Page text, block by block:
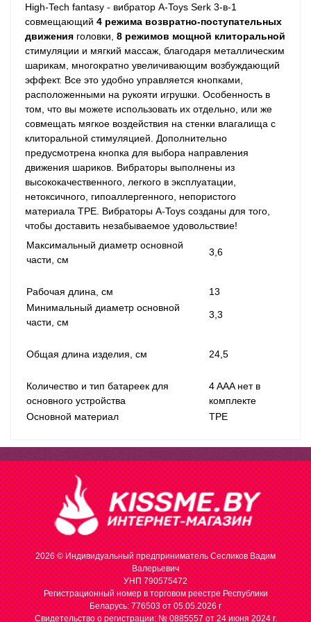
High-Tech fantasy - вибратор A-Toys Serk 3-в-1
совмещающий 4 режима возвратно-поступательных
движения головки, 8 режимов мощной клиторальной
стимуляции и мягкий массаж, благодаря металлическим
шарикам, многократно увеличивающим возбуждающий
эффект. Все это удобно управляется кнопками,
расположенными на рукояти игрушки. Особенность в
том, что вы можете использовать их отдельно, или же
совмещать мягкое воздействия на стенки влагалища с
клиторальной стимуляцией. Дополнительно
предусмотрена кнопка для выбора направления
движения шариков. Вибраторы выполнены из
высококачественного, легкого в эксплуатации,
нетоксичного, гипоаллергенного, непористого
материала TPЕ. Вибраторы A-Toys созданы для того,
чтобы доставить незабываемое удовольствие!
Максимальный диаметр основной
части, см
3,6
Рабочая длина, см
13
Минимальный диаметр основной
части, см
3,3
Общая длина изделия, см 24,5
Количество и тип батареек для
основного устройства
4 AAA нет в
комплекте
Основной материал
TPE
2026 © Индивидуальный предприниматель Сесликов Вадим
Валерьевич
УНП 790575472
Регистрационный номер в торговом реестре Республики
Беларусь: 776503 от 05.05.2026 г
Cвидетельство о регистрации: № 0885557 от 24 июня 2024 г.